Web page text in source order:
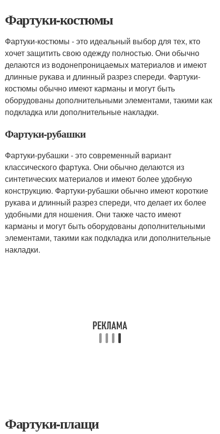
Фартуки-костюмы
Фартуки-костюмы - это идеальный выбор для тех, кто
хочет защитить свою одежду полностью. Они обычно
делаются из водонепроницаемых материалов и имеют
длинные рукава и длинный разрез спереди. Фартуки-
костюмы обычно имеют карманы и могут быть
оборудованы дополнительными элементами, такими как
подкладка или дополнительные накладки.
Фартуки-рубашки
Фартуки-рубашки - это современный вариант
классического фартука. Они обычно делаются из
синтетических материалов и имеют более удобную
конструкцию. Фартуки-рубашки обычно имеют короткие
рукава и длинный разрез спереди, что делает их более
удобными для ношения. Они также часто имеют
карманы и могут быть оборудованы дополнительными
элементами, такими как подкладка или дополнительные
накладки.
Фартуки-плащи